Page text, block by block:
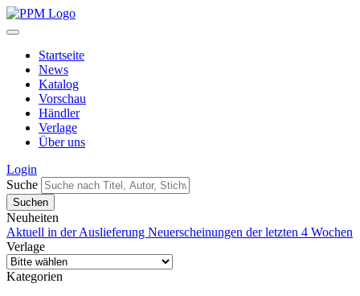
Startseite
News
Katalog
Vorschau
Händler
Verlage
Über uns
Login
Suche
Neuheiten
Aktuell in der Auslieferung Neuerscheinungen der letzten 4 Wochen
Verlage
Kategorien